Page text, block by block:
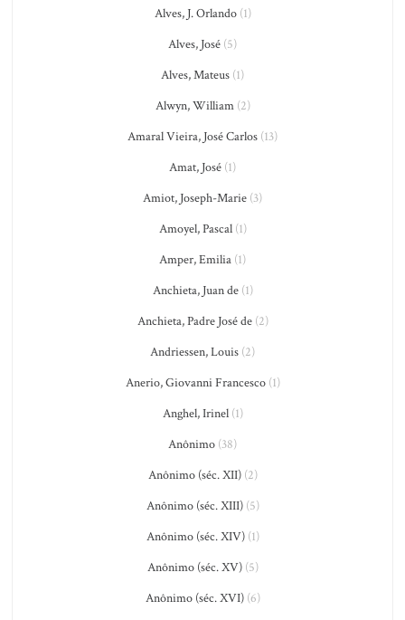
Alves, J. Orlando(1)
Alves, José (5)
Alves, Mateus (1)
Alwyn, William(2)
Amaral Vieira, José Carlos (13)
Amat, José (1)
Amiot, Joseph-Marie (3)
Amoyel, Pascal(1)
Amper, Emilia (1)
Anchieta, Juan de(1)
Anchieta, Padre José de(2)
Andriessen, Louis (2)
Anerio, Giovanni Francesco(1)
Anghel, Irinel(1)
Anônimo (38)
Anônimo (séc. XII)(2)
Anônimo (séc. XIII)(5)
Anônimo (séc. XIV)(1)
Anônimo (séc. XV)(5)
Anônimo (séc. XVI)(6)